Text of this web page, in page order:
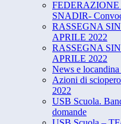
SNADIR-
RASSEGNA
APRILE 2022
RASSEGNA
APRILE 2022
News e
Azioni di
2022
USB Scuola.
domande